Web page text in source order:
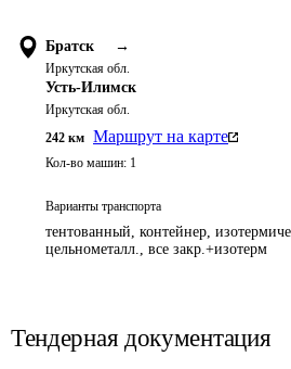
Братск →
Иркутская обл.
Усть-Илимск
Иркутская обл.
242 км Маршрут на карте
Кол-во машин: 1
Варианты транспорта
тентованный, контейнер,
цельнометалл., все закр.+изотерм
Тендерная документация